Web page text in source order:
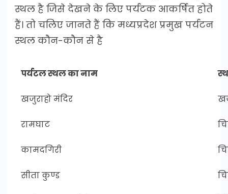
स्थल है जिसे देखने के लिए पर्यटक आकर्षित होते
हैं। तो चलिए जानते हैं कि मध्यप्रदेश प्रमुख पर्यटन
स्थल कौन-कौन से है
पर्यटल स्थल का नाम
खजुराहो मंदिर
रामघाट
कामदगिरी
सीता कुण्ड